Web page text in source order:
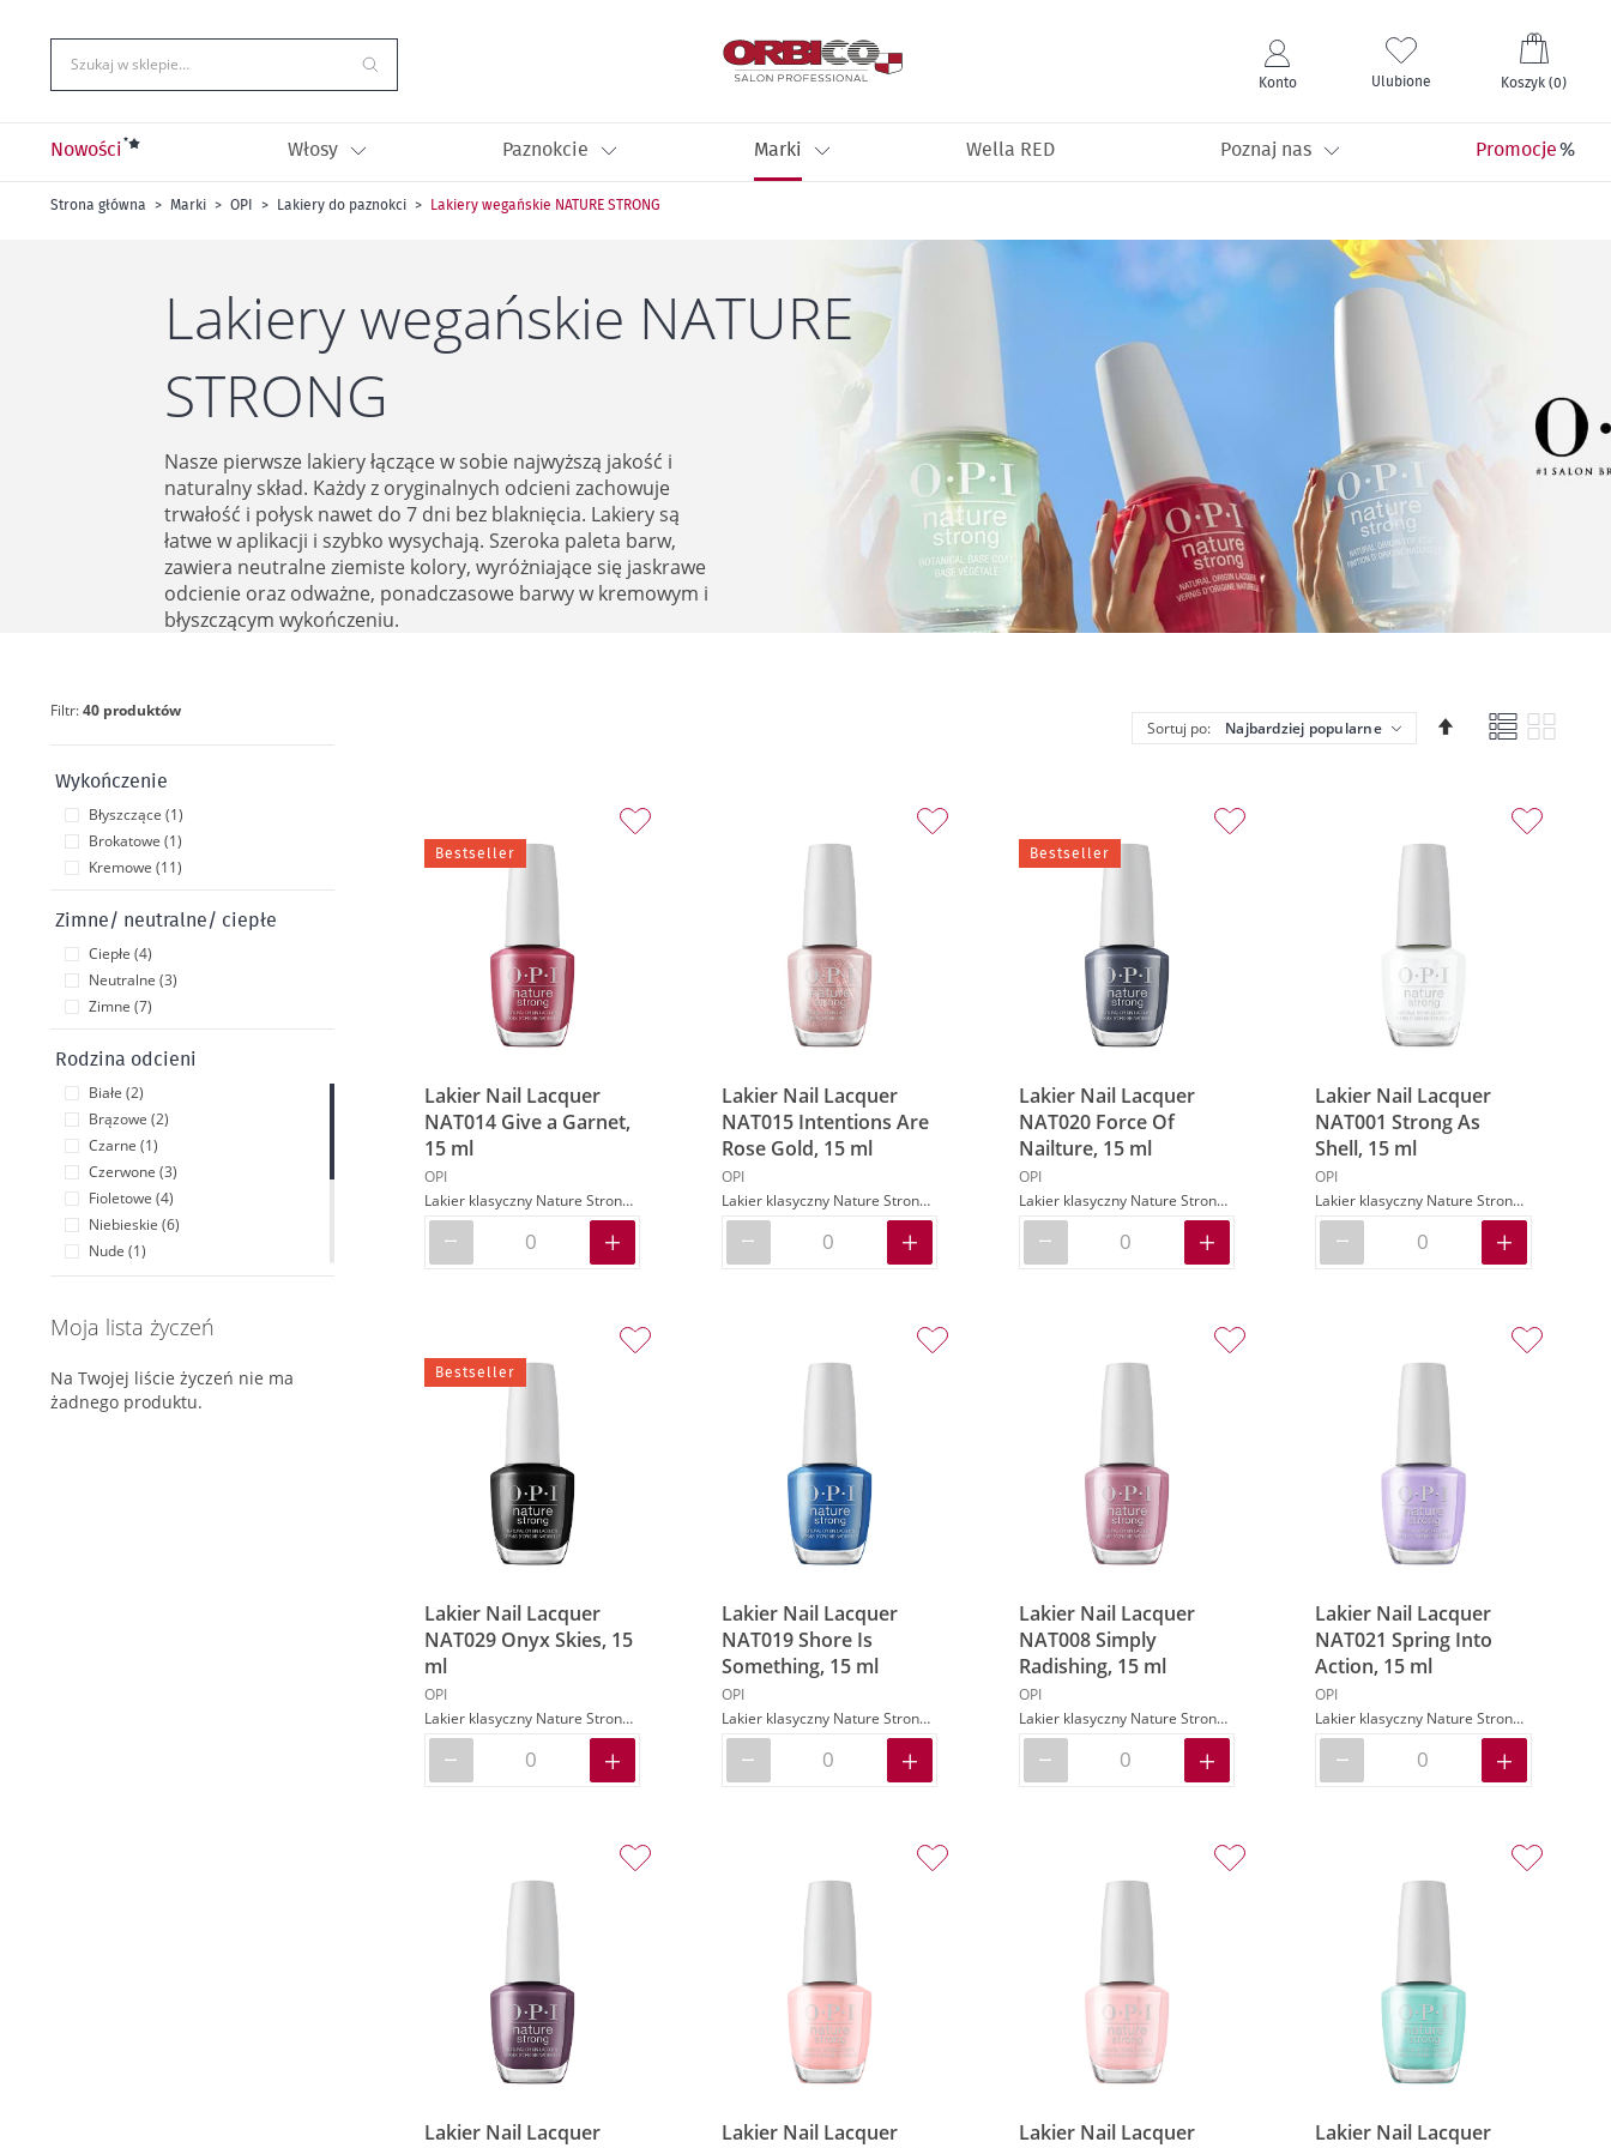
do
treści
Szukaj w sklepie…
Konto Ulubione Koszyk (0)
Nowości Włosy Paznokcie Marki Wella RED Poznaj nas Promocje
Strona główna Marki OPI Lakiery do paznokci Lakiery wegańskie NATURE STRONG
Lakiery wegańskie NATURE
STRONG
Nasze pierwsze lakiery łączące w sobie najwyższą jakość i
naturalny skład. Każdy z oryginalnych odcieni zachowuje
trwałość i połysk nawet do 7 dni bez blaknięcia. Lakiery są
łatwe w aplikacji i szybko wysychają. Szeroka paleta barw,
zawiera neutralne ziemiste kolory, wyróżniające się jaskrawe
odcienie oraz odważne, ponadczasowe barwy w kremowym i
błyszczącym wykończeniu.
Lista
Sortuj po:
Ustaw
kierunek
Bestseller
Lakier Nail Lacquer
NAT014 Give a Garnet,
15 ml
OPI
Lakier klasyczny Nature Strong w kolorze czerwonym
Lakier Nail Lacquer
NAT015 Intentions Are
Rose Gold, 15 ml
OPI
Lakier klasyczny Nature Strong w kolorze różowym
Bestseller
Lakier Nail Lacquer
NAT020 Force Of
Nailture, 15 ml
OPI
Lakier klasyczny Nature Strong w kolorze szarym
Lakier Nail Lacquer
NAT001 Strong As
Shell, 15 ml
OPI
Lakier klasyczny Nature Strong w kolorze białym
Bestseller
Lakier Nail Lacquer
NAT029 Onyx Skies, 15
ml
OPI
Lakier klasyczny Nature Strong w kolorze czarnym
Lakier Nail Lacquer
NAT019 Shore Is
Something, 15 ml
OPI
Lakier klasyczny Nature Strong w kolorze niebieskim
Lakier Nail Lacquer
NAT008 Simply
Radishing, 15 ml
OPI
Lakier klasyczny Nature Strong w kolorze fioletowym
Lakier Nail Lacquer
NAT021 Spring Into
Action, 15 ml
OPI
Lakier klasyczny Nature Strong w kolorze fioletowym
Lakier Nail Lacquer
Lakier Nail Lacquer
Lakier Nail Lacquer
Lakier Nail Lacquer
Filtr:40 produktów
Wykończenie
Błyszczące (1)
Brokatowe (1)
Kremowe (11)
Zimne/ neutralne/ ciepłe
Ciepłe (4)
Neutralne (3)
Zimne (7)
Rodzina odcieni
Białe (2)
Brązowe (2)
Czarne (1)
Czerwone (3)
Fioletowe (4)
Niebieskie (6)
Nude (1)
Szare (3)
Żółte (2)
Złote (2)
Moja lista życzeń
Na Twojej liście życzeń nie ma
żadnego produktu.